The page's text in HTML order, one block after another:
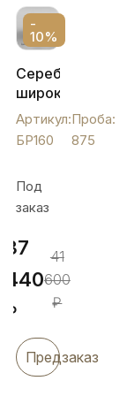
-
10%
Серебряный
широкий
браслет
Кубачи
с
узорами,
БР160
Артикул:
БР160
Проба:
875
Под
заказ
37
440
₽
41
600
₽
Предзаказ